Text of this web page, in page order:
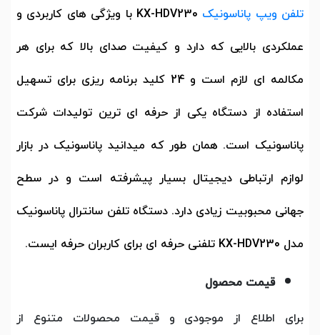
تلفن ویپ پاناسونیک KX-HDV230 با ویژگی های کاربردی و
عملکردی بالایی که دارد و کیفیت صدای بالا که برای هر
مکالمه ای لازم است و 24 کلید برنامه ریزی برای تسهیل
استفاده از دستگاه یکی از حرفه ای ترین تولیدات شرکت
پاناسونیک است. همان طور که میدانید پاناسونیک در بازار
لوازم ارتباطی دیجیتال بسیار پیشرفته است و در سطح
جهانی محبوبیت زیادی دارد. دستگاه تلفن سانترال پاناسونیک
مدل KX-HDV230 تلفنی حرفه ای برای کاربران حرفه ایست.
قیمت محصول
برای اطلاع از موجودی و قیمت محصولات متنوع از